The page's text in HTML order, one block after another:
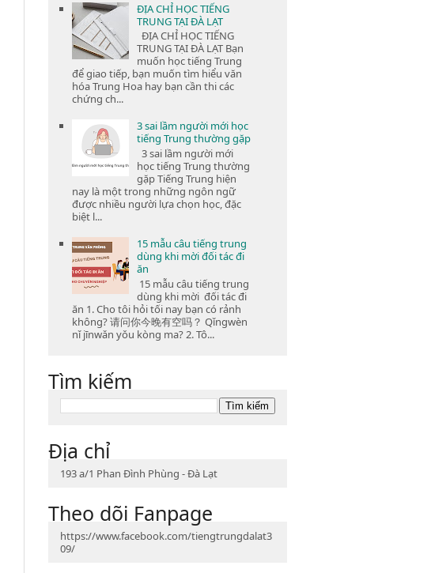
ĐỊA CHỈ HỌC TIẾNG
TRUNG TẠI ĐÀ LẠT
ĐỊA CHỈ HỌC TIẾNG
TRUNG TẠI ĐÀ LẠT Bạn
muốn học tiếng Trung
để giao tiếp, bạn muốn tìm hiểu văn
hóa Trung Hoa hay bạn cần thi các
chứng ch...
3 sai lầm người mới học
tiếng Trung thường gặp
3 sai lầm người mới
học tiếng Trung thường
gặp Tiếng Trung hiện
nay là một trong những ngôn ngữ
được nhiều người lựa chọn học, đặc
biệt l...
15 mẫu câu tiếng trung
dùng khi mời đối tác đi
ăn
15 mẫu câu tiếng trung
dùng khi mời đối tác đi
ăn 1. Cho tôi hỏi tối nay bạn có rảnh
không? 请问你今晚有空吗？ Qǐngwèn
nǐ jīnwǎn yǒu kòng ma? 2. Tô...
Tìm kiếm
Địa chỉ
193 a/1 Phan Đình Phùng - Đà Lạt
Theo dõi Fanpage
https://www.facebook.com/tiengtrungdalat3
09/